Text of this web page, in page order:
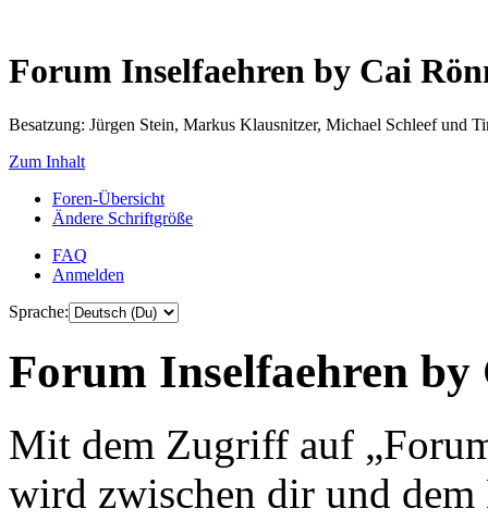
Forum Inselfaehren by Cai
Besatzung: Jürgen Stein, Markus Klausnitzer, Michael Schleef und
Zum Inhalt
Foren-Übersicht
Ändere Schriftgröße
FAQ
Anmelden
Sprache:
Forum Inselfaehren
Mit dem Zugriff auf
wird zwischen dir und